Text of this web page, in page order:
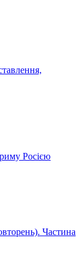
Росією
Частина